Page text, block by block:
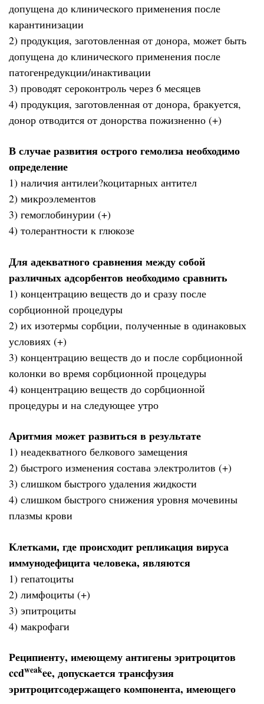
допущена до клинического применения после
карантинизации
2) продукция, заготовленная от донора, может быть
допущена до клинического применения после
патогенредукции/инактивации
3) проводят сероконтроль через 6 месяцев
4) продукция, заготовленная от донора, бракуется,
донор отводится от донорства пожизненно (+)
В случае развития острого гемолиза необходимо
определение
1) наличия антилеи?коцитарных антител
2) микроэлементов
3) гемоглобинурии (+)
4) толерантности к глюкозе
Для адекватного сравнения между собой
различных адсорбентов необходимо сравнить
1) концентрацию веществ до и сразу после
сорбционной процедуры
2) их изотермы сорбции, полученные в одинаковых
условиях (+)
3) концентрацию веществ до и после сорбционной
колонки во время сорбционной процедуры
4) концентрацию веществ до сорбционной
процедуры и на следующее утро
Аритмия может развиться в результате
1) неадекватного белкового замещения
2) быстрого изменения состава электролитов (+)
3) слишком быстрого удаления жидкости
4) слишком быстрого снижения уровня мочевины
плазмы крови
Клетками, где происходит репликация вируса
иммунодефицита человека, являются
1) гепатоциты
2) лимфоциты (+)
3) эпитроциты
4) макрофаги
Реципиенту, имеющему антигены эритроцитов
ccdweakee, допускается трансфузия
эритроцитсодержащего компонента, имеющего